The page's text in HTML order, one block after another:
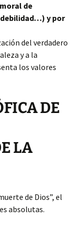
de
y por
del verdadero
y a la
los valores
DE
LA
de Dios”, el
absolutas.